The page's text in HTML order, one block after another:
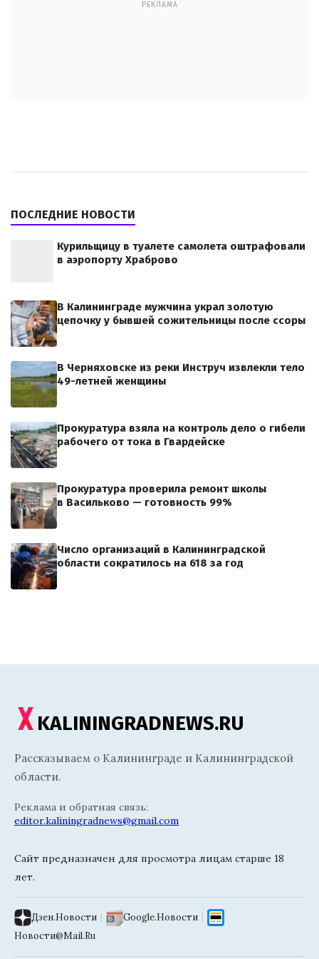
РЕКЛАМА
ПОСЛЕДНИЕ НОВОСТИ
Курильщицу в туалете самолета оштрафовали
в аэропорту Храброво
В Калининграде мужчина украл золотую
цепочку у бывшей сожительницы после ссоры
В Черняховске из реки Инструч извлекли тело
49-летней женщины
Прокуратура взяла на контроль дело о гибели
рабочего от тока в Гвардейске
Прокуратура проверила ремонт школы
в Васильково — готовность 99%
Число организаций в Калининградской
области сократилось на 618 за год
KALININGRADNEWS.RU
Рассказываем о Калининграде и Калининградской
области.
Реклама и обратная связь:
editor.kaliningradnews@gmail.com
Сайт предназначен для просмотра лицам старше 18
лет.
Дзен.Новости | Google.Новости |
Новости@Mail.Ru